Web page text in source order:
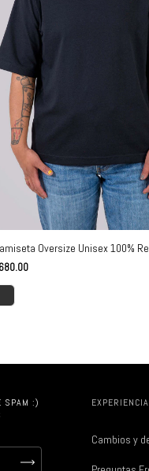
Oversize Unisex 100%
SPAM :)
Cambios y